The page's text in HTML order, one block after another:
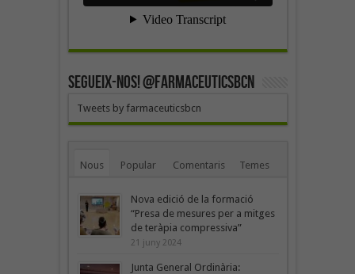
SEGUEIX-NOS! @farmaceuticsbcn
Tweets by farmaceuticsbcn
Nous Popular Comentaris Temes
Nova edició de la formació
“Presa de mesures per a mitges
de teràpia compressiva”
21 juny 2024
Junta General Ordinària: